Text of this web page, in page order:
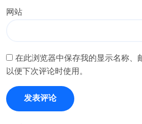
网站
在此浏览器中保存我的显示名称、
以便下次评论时使用。